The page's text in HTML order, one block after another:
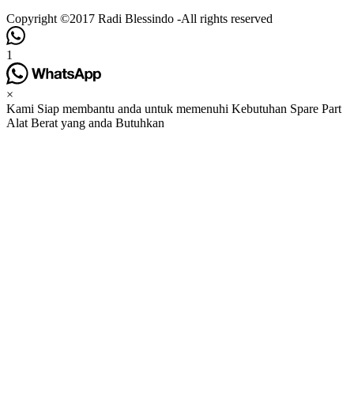
Copyright ©2017 Radi Blessindo -All rights reserved
1
×
Kami Siap membantu anda untuk memenuhi Kebutuhan Spare Part
Alat Berat yang anda Butuhkan